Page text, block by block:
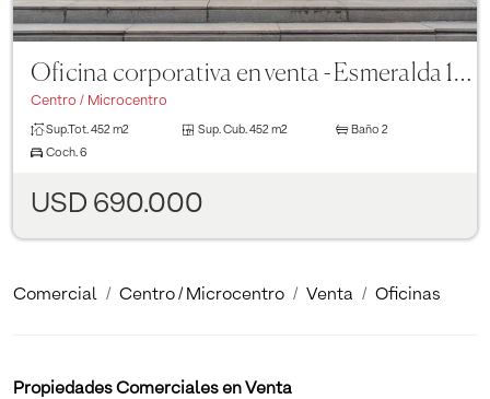
Oficina corporativa en venta - Esmeralda 130 Piso 15
Centro / Microcentro
Sup.Tot. 452 m2 Sup. Cub. 452 m2 Baño 2
Coch. 6
USD 690.000
Comercial Centro / Microcentro Venta Oficinas
Propiedades Comerciales en Venta